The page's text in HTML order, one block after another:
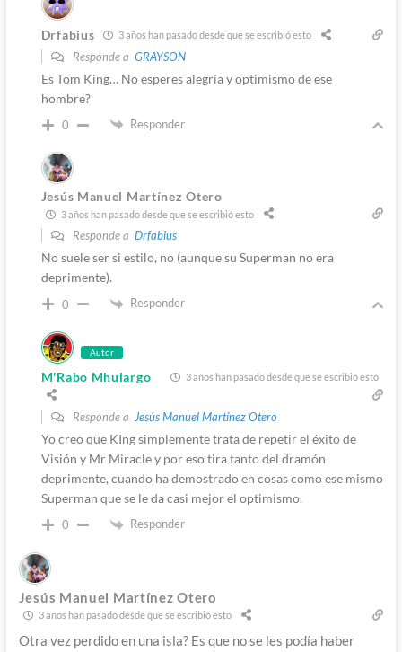
Drfabius 3 años han pasado desde que se escribió esto
Responde a GRAYSON
Es Tom King… No esperes alegría y optimismo de ese
hombre?
0 Responder
Jesús Manuel Martínez Otero
3 años han pasado desde que se escribió esto
Responde a Drfabius
No suele ser si estilo, no (aunque su Superman no era
deprimente).
0 Responder
Autor
M'Rabo Mhulargo 3 años han pasado desde que se escribió esto
Responde a Jesús Manuel Martínez Otero
Yo creo que KIng simplemente trata de repetir el éxito de
Visión y Mr Miracle y por eso tira tanto del dramón
deprimente, cuando ha demostrado en cosas como ese mismo
Superman que se le da casi mejor el optimismo.
0 Responder
Jesús Manuel Martínez Otero
3 años han pasado desde que se escribió esto
Otra vez perdido en una isla? Es que no se les podía haber